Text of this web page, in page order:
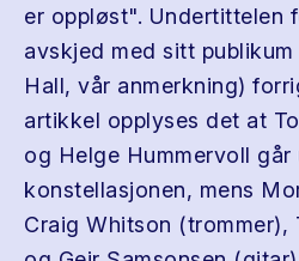
er oppløst". Undertittelen
avskjed med sitt
Hall, vår anmerkning)
artikkel opplyses det at
og Helge Hummervoll går
konstellasjonen, mens
Craig Whitson (trommer),